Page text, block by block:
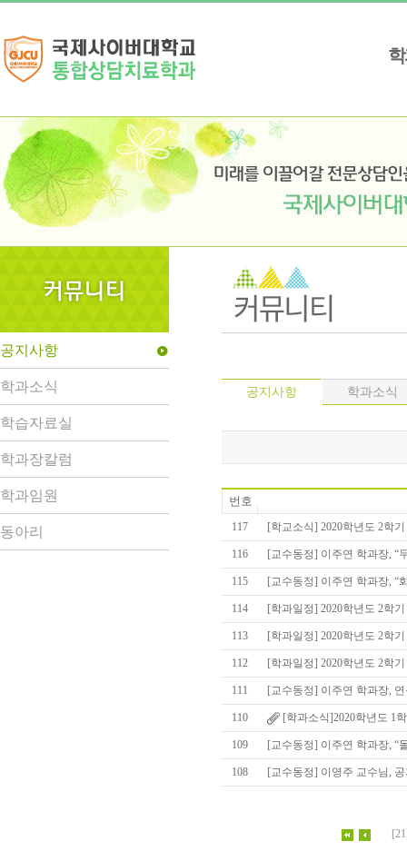
공지사항 play_circle
학과소식
학습자료실
학과장칼럼
학과임원
동아리
공지사항 학과소식
번호
117 [학교소식] 2020학년도 2학
116 [교수동정] 이주연 학과장, “
115 [교수동정] 이주연 학과장, “
114 [학과일정] 2020학년도 2학
113 [학과일정] 2020학년도 2학
112 [학과일정] 2020학년도 2학
111 [교수동정] 이주연 학과장,
110 [학과소식]2020학년도 1
109 [교수동정] 이주연 학과장, “
108 [교수동정] 이영주 교수님,